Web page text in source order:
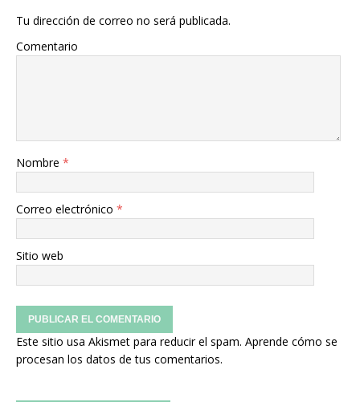
Tu dirección de correo no será publicada.
Comentario
Nombre *
Correo electrónico *
Sitio web
Este sitio usa Akismet para reducir el spam. Aprende cómo se
procesan los datos de tus comentarios.